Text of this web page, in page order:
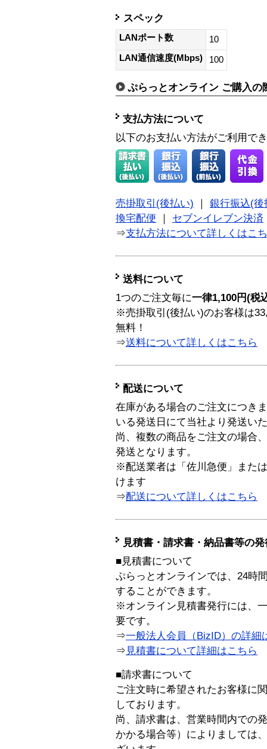
スペック
LANポート数
10
LAN通信速度(Mbps)
100
ぷらっとオンライン ご購入の
支払方法について
以下のお支払い方法がご利用で
売掛取引(後払い) ｜ 銀行振込(後
換宅配便 ｜ セブンイレブン決済
⇒支払方法について詳しくはこ
送料について
1つのご注文毎に一律1,100円(税
※売掛取引(後払い)のお客様は
無料！
⇒送料について詳しくはこちら
配送について
在庫がある場合のご注文につき
いる発送日にて当社より発送い
尚、複数の商品をご注文の場合
発送となります。
※配送業者は「佐川急便」また
けます
⇒配送について詳しくはこちら
見積書・請求書・納品書等の
■見積書について
ぷらっとオンラインでは、24時
することができます。
※オンライン見積書発行には、
要です。
⇒一般法人会員（BizID）の詳細
⇒ 見積書について詳細はこちら
■請求書について
ご注文時に希望されたお客様に
しております。
尚、請求書は、営業時間内での
かかる場合等）によりましては